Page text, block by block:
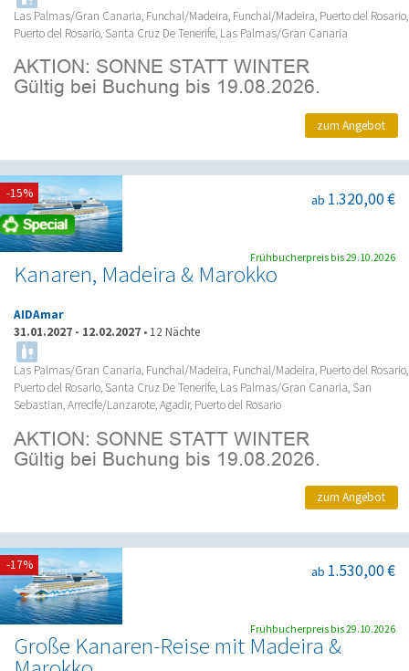
Las Palmas/Gran Canaria, Funchal/Madeira, Funchal/Madeira, Puerto del Rosario,
Puerto del Rosario, Santa Cruz De Tenerife, Las Palmas/Gran Canaria
zum Angebot
Kanaren, Madeira & Marokko
ab 1.320,00 €
AIDAmar
31.01.2027 - 12.02.2027 • 12 Nächte
Las Palmas/Gran Canaria, Funchal/Madeira, Funchal/Madeira, Puerto del Rosario,
Puerto del Rosario, Santa Cruz De Tenerife, Las Palmas/Gran Canaria, San
Sebastian, Arrecife/Lanzarote, Agadir, Puerto del Rosario
-15%
Frühbucherpreis bis 29.10.2026
zum Angebot
Große Kanaren-Reise mit Madeira &
ab 1.530,00 €
-17%
Frühbucherpreis bis 29.10.2026